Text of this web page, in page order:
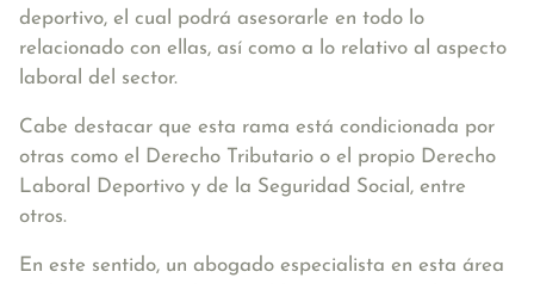
deportivo, el cual podrá asesorarle en todo lo
relacionado con ellas, así como a lo relativo al aspecto
laboral del sector.
Cabe destacar que esta rama está condicionada por
otras como el Derecho Tributario o el propio Derecho
Laboral Deportivo y de la Seguridad Social, entre
otros.
En este sentido, un abogado especialista en esta área